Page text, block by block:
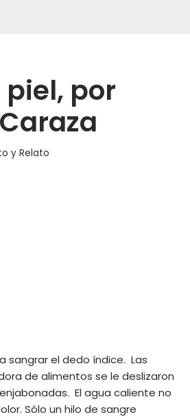
por
y Relato
sangrar el dedo índice. Las
de alimentos se le deslizaron
El agua caliente no
Sólo un hilo de sangre